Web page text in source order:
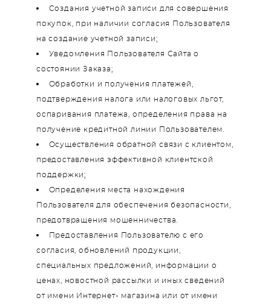
Создания учетной записи для совершения
покупок, при наличии согласия Пользователя
на создание учетной записи;
Уведомления Пользователя Сайта о
состоянии Заказа;
Обработки и получения платежей,
подтверждения налога или налоговых льгот,
оспаривания платежа, определения права на
получение кредитной линии Пользователем.
Осуществления обратной связи с клиентом,
предоставления эффективной клиентской
поддержки;
Определения места нахождения
Пользователя для обеспечения безопасности,
предотвращения мошенничества.
Предоставления Пользователю с его
согласия, обновлений продукции,
специальных предложений, информации о
ценах, новостной рассылки и иных сведений
от имени Интернет- магазина или от имени